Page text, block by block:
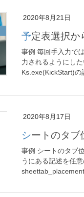
2020年8月21日
予定表選択
事例 毎回手入力で
力されるようにし
Ks.exe(KickStart)
2020年8月17日
シートのタ
事例 シートのタブ
うにある記述を任